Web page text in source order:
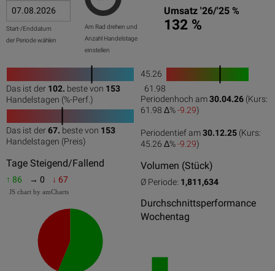
Start-/Enddatum
der Periode wählen
Am Rad drehen und
Anzahl Handelstage
einstellen
Umsatz '26/'25 %
132 %
0 50
Das ist der 102. beste von 153
Handelstagen (%-Perf.)
0 50
Das ist der67. beste von 153
Handelstagen (Preis)
Tage Steigend/Fallend
↑ 86 → 0 ↓ 67
JS chart by amCharts
45.26
1
0 100
61.98
Periodenhoch am30.04.26 (Kurs:
61.98 Δ%-9.29)
Periodentief am30.12.25 (Kurs:
45.26 Δ%-9.29)
Volumen (Stück)
Ø Periode: 1,811,634
Durchschnittsperformance
Wochentag